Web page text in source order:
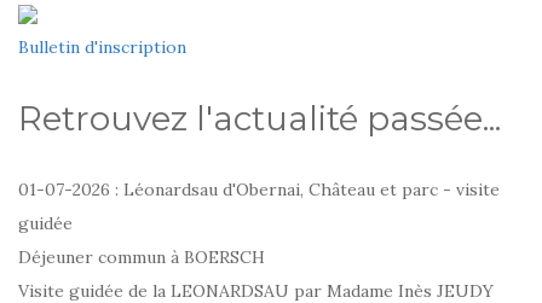
Bulletin d'inscription
Retrouvez l'actualité passée...
01-07-2026 : Léonardsau d'Obernai, Château et parc - visite
guidée
Déjeuner commun à BOERSCH
Visite guidée de la LEONARDSAU par Madame Inès JEUDY